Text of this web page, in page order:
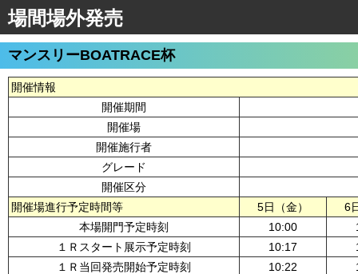
場間場外発売
マンスリーBOATRACE杯
開催情報
開催期間
開催場
開催施行者
グレード
開催区分
開催場進行予定時間等
5日（金）
6
本場開門予定時刻
10:00
１Ｒスタート展示予定時刻
10:17
１Ｒ当回発売開始予定時刻
10:22